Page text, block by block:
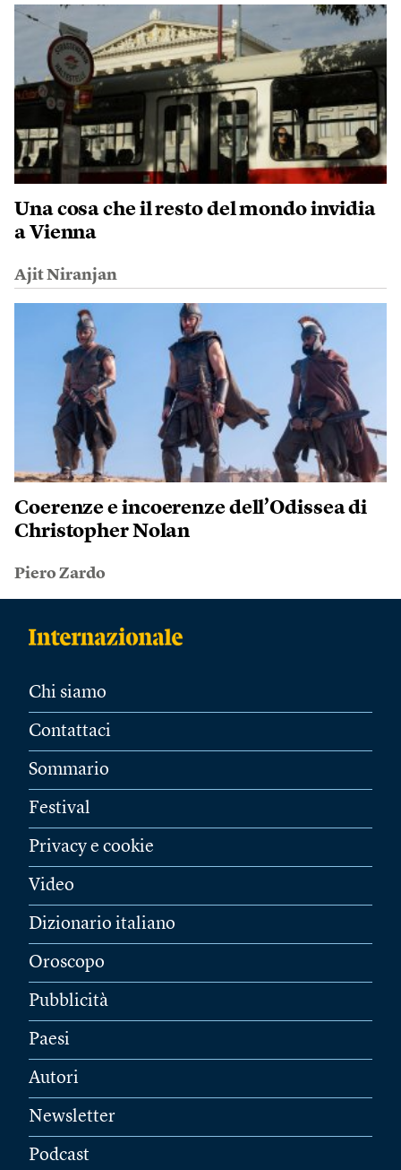
Una cosa che il resto del mondo invidia
a Vienna
Ajit Niranjan
Coerenze e incoerenze dell’Odissea di
Christopher Nolan
Piero Zardo
Chi siamo
Contattaci
Sommario
Festival
Privacy e cookie
Video
Dizionario italiano
Oroscopo
Pubblicità
Paesi
Autori
Newsletter
Podcast